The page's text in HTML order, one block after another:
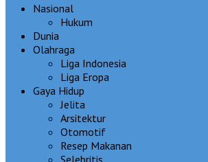
Nasional
Hukum
Dunia
Olahraga
Liga Indonesia
Liga Eropa
Gaya Hidup
Jelita
Arsitektur
Otomotif
Resep Makanan
Selebritis